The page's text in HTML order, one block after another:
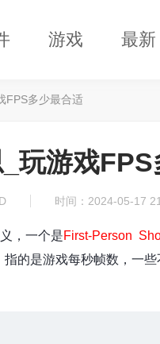
游戏 最新
FPS多少最合适
玩游戏
时间：2024-05-17
，一个是First-Person
指的是游戏每秒帧数，一